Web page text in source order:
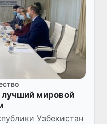
лучший мировой
Узбекистан